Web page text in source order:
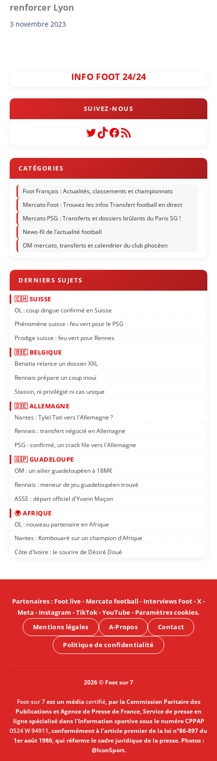
renforcer Lyon
3 novembre 2023
INFO FOOT 24/24
Twitter
TikTok
Facebook
Flux RSS
Foot Français : Actualités, classements et championnats
Mercato Foot : Trouvez les infos Transfert football en direct
Mercato PSG : Transferts et dossiers brûlants du Paris SG !
News-fil de l’actualité football
OM mercato, transferts et calendrier du club phocéen
🇨🇭 SUISSE
OL : coup dingue confirmé en Suisse
Phénomène suisse : feu vert pour le PSG
Prodige suisse : feu vert pour Rennes
🇧🇪 BELGIQUE
Benatia relance un dossier XXL
Rennais prépare un coup inouï
Stassin, ni privilégié ni cas unique
🇩🇪 ALLEMAGNE
Nantes : Tylel Tati vers l'Allemagne ?
Rennais : transfert négocié en Allemagne
PSG : confirmé, un crack file vers l'Allemagne
🇬🇵 GUADELOUPE
OM : un ailier guadeloupéen à 18M€
Rennais : meneur de jeu guadeloupéen trouvé
ASSE : départ officiel d'Yvann Maçon
🌍 AFRIQUE
OL : nouveau partenaire en Afrique
Nantes : Kombouaré sur un champion d'Afrique
Côte d'Ivoire : le sourire de Désiré Doué
Partenaires: Foot live- Mercato football - Interviews Foot-X-
Meta - Instagram -TikTok-YouTube- Paramètres cookies.
Mentions légales
A-Propos Contact
Politique de confidentialité
2026 © Foot sur 7
Foot-sur 7est un médiacertifié, par la Commission Paritaire des
Publications et Agence de Presse de France, Service de presse en
ligne spécialisé dans l'Information sportive sous le numéro CPPAP
0524 W 94911, conformément à l'article premier de la loi n°86-897 du
1er août 1986, qui réforme le cadre juridique de la presse. Photos :
@IconSport.